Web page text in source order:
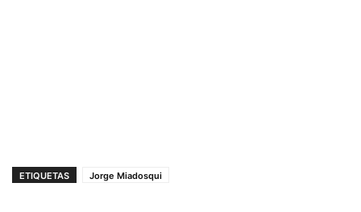
ETIQUETAS Jorge Miadosqui